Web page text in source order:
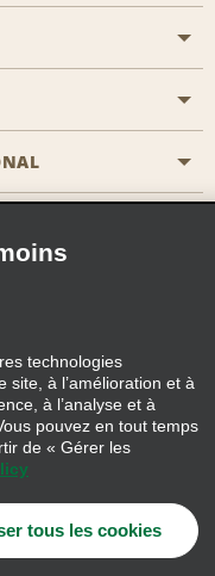
d'autre
technologies
site, à l’amélioration et à
à l’analyse et à
pouvez en tout temps
de « Gérer les
tous les cookies